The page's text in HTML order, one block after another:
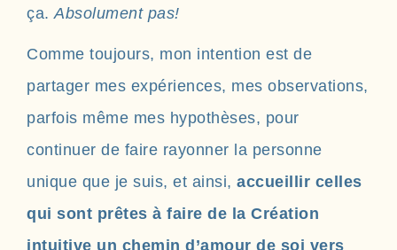
ça. Absolument pas!
Comme toujours, mon intention est de
partager mes expériences, mes observations,
parfois même mes hypothèses, pour
continuer de faire rayonner la personne
unique que je suis, et ainsi, accueillir celles
qui sont prêtes à faire de la Création
intuitive un chemin d’amour de soi vers